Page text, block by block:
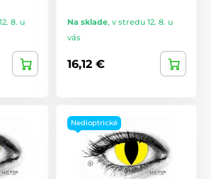
8. u
Na sklade, v stredu 12. 8. u
vás
16,12 €
Nedioptrické